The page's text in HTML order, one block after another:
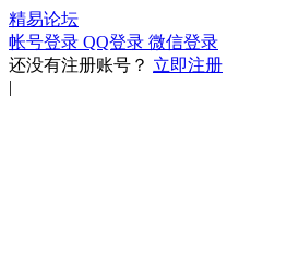
精易论坛
帐号登录 QQ登录 微信登录
还没有注册账号？ 立即注册
|